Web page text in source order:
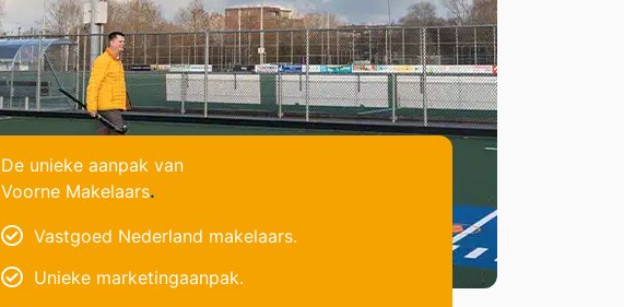
De unieke aanpak van
Voorne Makelaars.
Vastgoed Nederland makelaars.
Unieke marketingaanpak.